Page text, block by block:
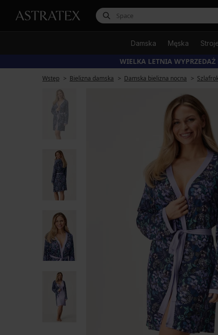
Damska Męska
WIELKA LETNIA
Wstęp Bielizna damska Damska bielizna nocna